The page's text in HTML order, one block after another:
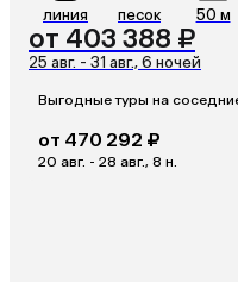
линия песок 50 м
от 403 388 ₽
25 авг. - 31 авг., 6 ночей
Выгодные туры на
от 470 292 ₽
20 авг. - 28 авг., 8 н.